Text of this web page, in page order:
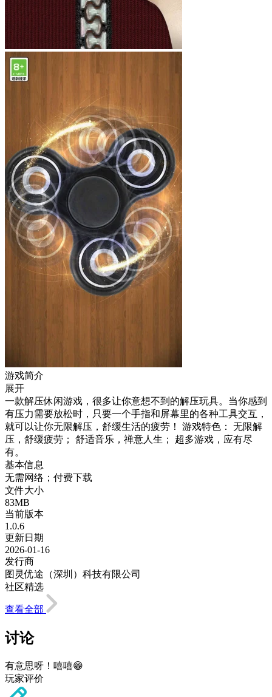
游戏简介
展开
一款解压休闲游戏，很多让你意想不到的解压玩具。当你感到
有压力需要放松时，只要一个手指和屏幕里的各种工具交互，
就可以让你无限解压，舒缓生活的疲劳！ 游戏特色： 无限解
压，舒缓疲劳； 舒适音乐，禅意人生； 超多游戏，应有尽
有。
基本信息
无需网络；付费下载
文件大小
83MB
当前版本
1.0.6
更新日期
2026-01-16
发行商
图灵优途（深圳）科技有限公司
社区精选
查看全部
讨论
有意思呀！嘻嘻😁
玩家评价